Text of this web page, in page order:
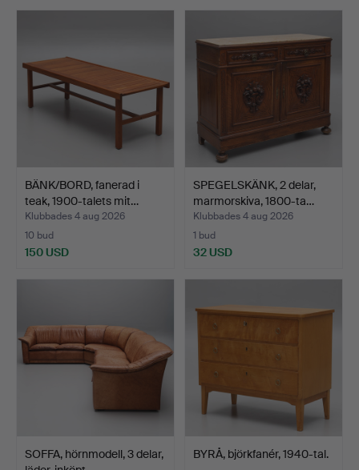
BÄNK/BORD, fanerad i
teak, 1900-talets mit…
Klubbades 4 aug 2026
10 bud
150 USD
SPEGELSKÄNK, 2 delar,
marmorskiva, 1800-ta…
Klubbades 4 aug 2026
1 bud
32 USD
SOFFA, hörnmodell, 3 delar,
BYRÅ, björkfanér, 1940-tal.